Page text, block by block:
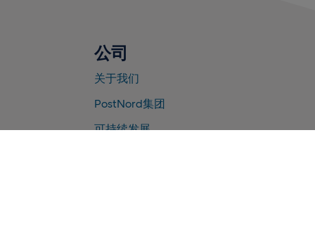
公司
关于我们
PostNord集团
可持续发展